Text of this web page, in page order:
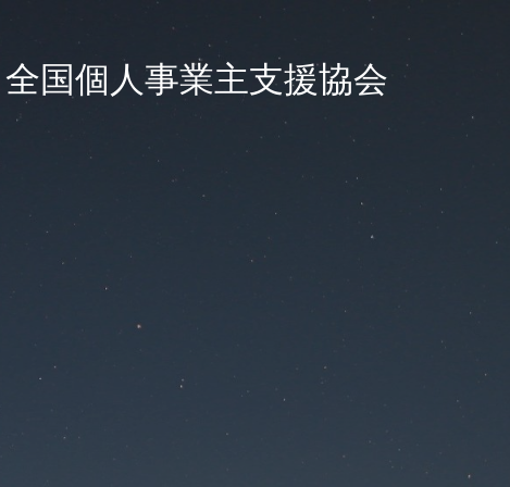
全国個人事業主支援協会